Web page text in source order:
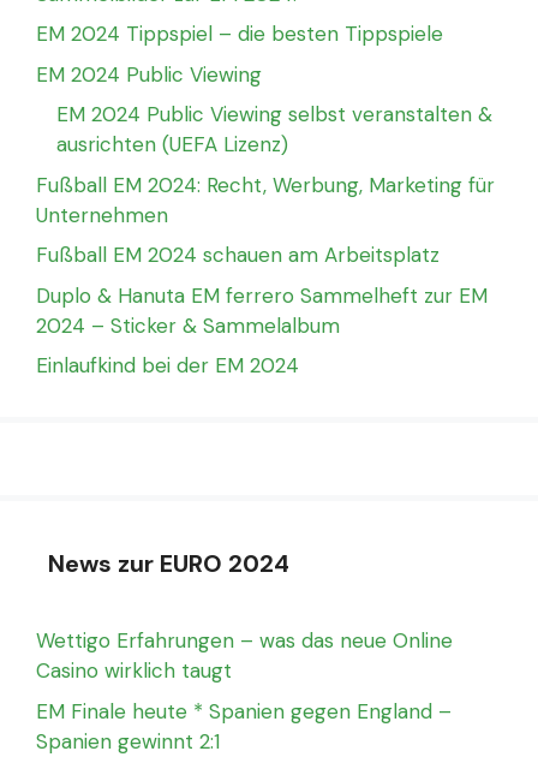
EM 2024 Tippspiel – die besten Tippspiele
EM 2024 Public Viewing
EM 2024 Public Viewing selbst veranstalten &
ausrichten (UEFA Lizenz)
Fußball EM 2024: Recht, Werbung, Marketing für
Unternehmen
Fußball EM 2024 schauen am Arbeitsplatz
Duplo & Hanuta EM ferrero Sammelheft zur EM
2024 – Sticker & Sammelalbum
Einlaufkind bei der EM 2024
News zur EURO 2024
Wettigo Erfahrungen – was das neue Online
Casino wirklich taugt
EM Finale heute * Spanien gegen England –
Spanien gewinnt 2:1